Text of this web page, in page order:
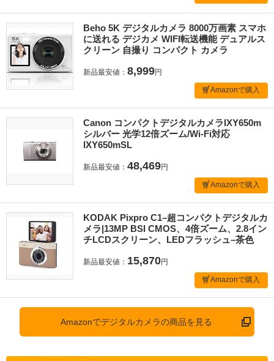
Beho 5K デジタルカメラ 8000万画素 スマホ
に送れる デジカメ WIFI転送機能 デュアルス
クリーン 自撮り コンパクト カメラ
新品最安値： 8,999円
Amazonで購入
Canon コンパクトデジタルカメラIXY650m
シルバー 光学12倍ズーム/Wi-Fi対応
IXY650mSL
新品最安値： 48,469円
Amazonで購入
KODAK Pixpro C1–超コンパクトデジタルカ
メラ|13MP BSI CMOS、4倍ズーム、2.8イン
チLCDスクリーン、LEDフラッシュ–茶色
新品最安値： 15,870円
Amazonで購入
Amazonでデジタルカメラの商品を見る